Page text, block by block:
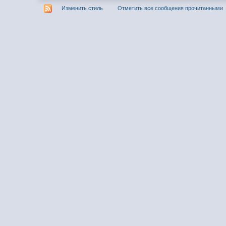
Изменить стиль Отметить все сообщения прочитанными